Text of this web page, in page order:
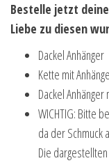
Bestelle jetzt
Liebe zu diesen
Dackel Anhänger
Kette mit
Dackel
WICHTIG: Bitte
da der Schmuck
Die